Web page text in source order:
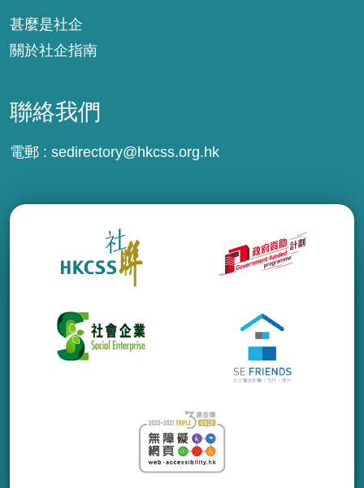
甚麼是社企
關於社企指南
聯絡我們
電郵 : sedirectory@hkcss.org.hk